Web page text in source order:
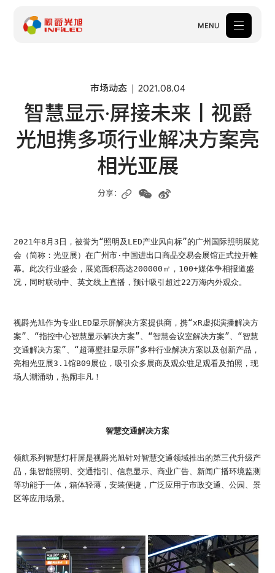
MENU
解决方案
案例中心
体验中心
加入我们
语言版本
CN ES
市场动态 2021.08.04
智慧显示·屏接未来丨视爵
光旭携多项行业解决方案亮
相光亚展
分享：
2021年8月3日，被誉为“照明及LED产业风向标”的广州国际照明展览
会（简称：光亚展）在广州市·中国进出口商品交易会展馆正式拉开帷
幕。此次行业盛会，展览面积高达200000㎡，100+媒体争相报道盛
况，同时联动中、英文线上直播，预计吸引超过22万海内外观众。
视爵光旭作为专业LED显示屏解决方案提供商，携“xR虚拟演播解决方
案”、“指控中心智慧显示解决方案”、“智慧会议室解决方案”、“智慧
交通解决方案”、“超薄壁挂显示屏”多种行业解决方案以及创新产品，
亮相光亚展3.1馆B09展位，吸引众多展商及观众驻足观看及拍照，现
场人潮涌动，热闹非凡！
智慧交通解决方案
领航系列智慧灯杆屏是视爵光旭针对智慧交通领域推出的第三代升级产
品，集智能照明、交通指引、信息显示、商业广告、新闻广播环境监测
等功能于一体，箱体轻薄，安装便捷，广泛应用于市政交通、公园、景
区等应用场景。